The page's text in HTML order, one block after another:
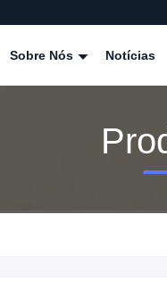
Sobre Nós Notícias